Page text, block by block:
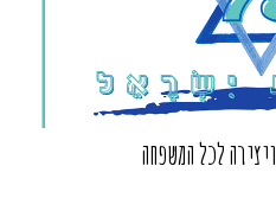
לכל המשפחה